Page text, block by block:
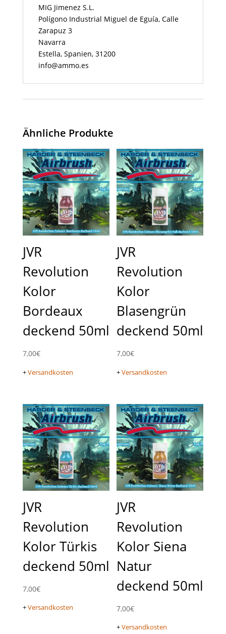
MIG Jimenez S.L.
Polígono Industrial Miguel de Eguía, Calle
Zarapuz 3
Navarra
Estella, Spanien, 31200
info@ammo.es
Ähnliche Produkte
JVR
Revolution
Kolor
Bordeaux
deckend 50ml
7,00€
+Versandkosten
JVR
Revolution
Kolor
Blasengrün
deckend 50ml
7,00€
+Versandkosten
JVR
Revolution
Kolor Türkis
deckend 50ml
7,00€
+Versandkosten
JVR
Revolution
Kolor Siena
Natur
deckend 50ml
7,00€
+Versandkosten